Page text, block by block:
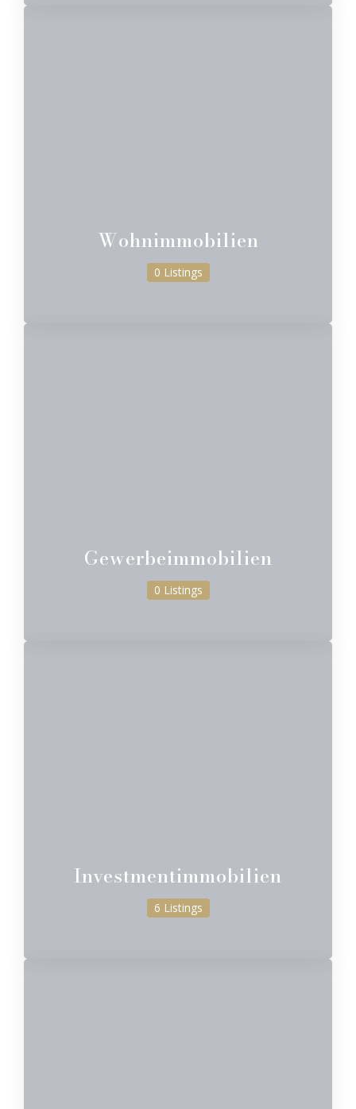
Wohnimmobilien
0 Listings
Gewerbeimmobilien
0 Listings
Investmentimmobilien
6 Listings